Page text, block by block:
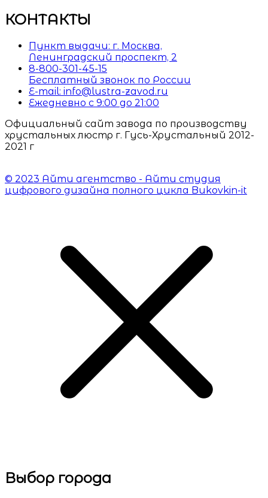
КОНТАКТЫ
Пункт выдачи: г. Москва,
Ленинградский проспект, 2
8-800-301-45-15
Бесплатный звонок по России
E-mail: info@lustra-zavod.ru
Ежедневно с 9:00 до 21:00
Официальный сайт завода по производству
хрустальных люстр г. Гусь-Хрустальный 2012-
2021 г
© 2023 Айти агентство - Айти студия
цифрового дизайна полного цикла Bukovkin-it
Выбор города